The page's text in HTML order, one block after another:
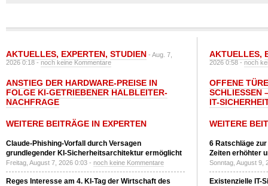
AKTUELLES, EXPERTEN, STUDIEN - Aug. 7,
2026 0:18 -noch keine Kommentare
ANSTIEG DER HARDWARE-PREISE IN
FOLGE KI-GETRIEBENER HALBLEITER-
NACHFRAGE
WEITERE BEITRÄGE IN EXPERTEN
Claude-Phishing-Vorfall durch Versagen
grundlegender KI-Sicherheitsarchitektur ermöglicht
Freitag, August 7, 2026 0:03 - noch keine Kommentare
Reges Interesse am 4. KI-Tag der Wirtschaft des
AKTUELLES,
2026 0:58 -noch
OFFENE
SCHLIESSEN
T-
WEITERE
6 Ratschläge
Zeiten erhöhter
Sonntag, August 9,
Existenzielle IT-